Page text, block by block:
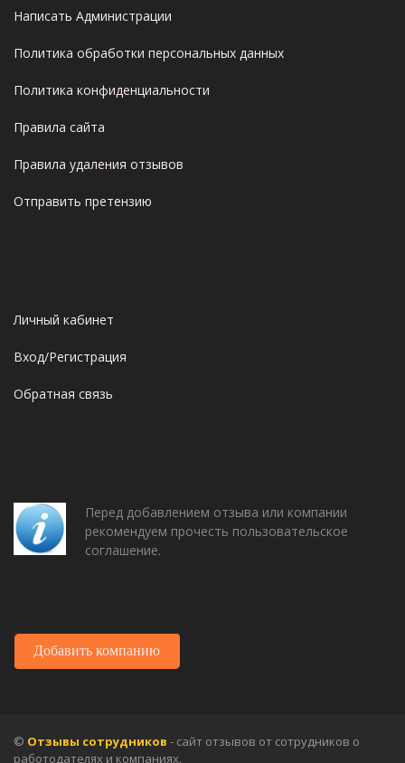
Написать Администрации
Политика обработки персональных данных
Политика конфиденциальности
Правила сайта
Правила удаления отзывов
Отправить претензию
Личный кабинет
Вход/Регистрация
Обратная связь
Перед добавлением отзыва или компании
рекомендуем прочесть пользовательское
соглашение.
Добавить компанию
© Отзывы сотрудников - сайт отзывов от сотрудников о
работодателях и компаниях.